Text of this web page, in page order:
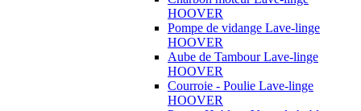
HOOVER
Pompe de vidange Lave-linge
HOOVER
Aube de Tambour Lave-linge
HOOVER
Courroie - Poulie Lave-linge
HOOVER